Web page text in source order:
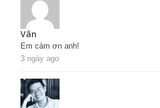
Vân
Em cảm ơn anh!
3 ngày ago